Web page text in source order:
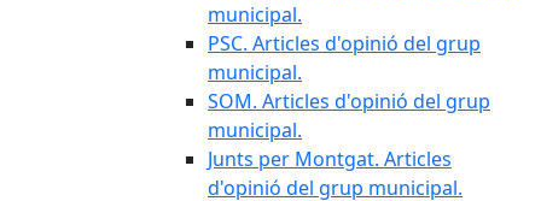
municipal.
PSC. Articles d'opinió del grup
municipal.
SOM. Articles d'opinió del grup
municipal.
Junts per Montgat. Articles
d'opinió del grup municipal.